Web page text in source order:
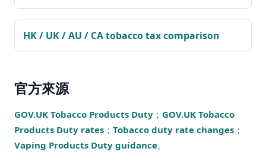
HK / UK / AU / CA tobacco tax comparison
官方來源
GOV.UK Tobacco Products Duty ； GOV.UK Tobacco
Products Duty rates ； Tobacco duty rate changes ；
Vaping Products Duty guidance。